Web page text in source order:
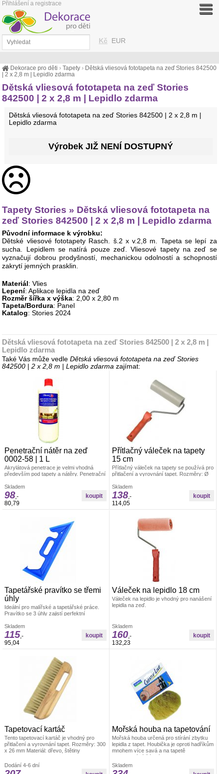
Dekorace pro děti ›Tapety › Dětská vliesová fototapeta na zeď Stories 842500
| 2 x 2,8 m | Lepidlo zdarma
Dětská vliesová fototapeta na zeď Stories
842500 | 2 x 2,8 m | Lepidlo zdarma
Dětská vliesová fototapeta na zeď Stories 842500 | 2 x 2,8 m |
Lepidlo zdarma
Výrobek JIŽ NENÍ DOSTUPNÝ
Tapety Stories » Dětská vliesová fototapeta na
zeď Stories 842500 | 2 x 2,8 m | Lepidlo zdarma
Původní informace k výrobku:
Dětské vliesové fototapety Rasch. š.2 x v.2,8 m. Tapeta se lepí za
sucha. Lepidlem se natírá pouze zeď. Vliesové tapety na zeď se
vyznačují dobrou prodyšností, mechanickou odolností a schopností
zakrytí jemných prasklin.
Materiál: Vlies
Lepení: Aplikace lepidla na zeď
Rozměr šířka x výška: 2,00 x 2,80 m
Tapeta/Bordura: Panel
Katalog: Stories 2024
Dětská vliesová fototapeta na zeď Stories 842500 | 2 x 2,8 m |
Lepidlo zdarma
Také Vás může vedleDětská vliesová fototapeta na zeď Stories
842500 | 2 x 2,8 m | Lepidlo zdarma zajímat:
Penetrační nátěr na zeď
0002-58 | 1 L
Akrylátová penetrace je velmi vhodná
především pod tapety a nátěry. Penetrační
kopolymeru.
Skladem
98 ,-
80,79
Přítlačný váleček na tapety
15 cm
Přítlačný váleček na tapety se používá pro
přitlačení a vyrovnání tapet. Rozměry: Ø
PUR pěny, umělohmotný držák +
pozinkovaný drát 6/8 mm
Skladem
138,-
114,05
Tapetářské pravítko se třemi
úhly
Ideální pro malířské a tapetářské práce.
Pravítko se 3 úhly zajistí perfektní
hmota
Skladem
115,-
95,04
Váleček na lepidlo 18 cm
Váleček na lepidlo je vhodný pro nanášení
lepidla na zeď.
Skladem
160,-
132,23
Tapetovací kartáč
Tento tapetovací kartáč je vhodný pro
přitlačení a vyrovnání tapet. Rozměry: 300
x 26 mm Materiál: dřevo, štětiny
Dodání 4-6 dní
Mořská houba na tapetování
Mořská houba určená pro stírání zbytku
lepidla z tapet. Houbička je oproti hadříkům
mnohem více savá a na tapetě
14 cm
Skladem
Kč EUR
Přihlášení a registrace